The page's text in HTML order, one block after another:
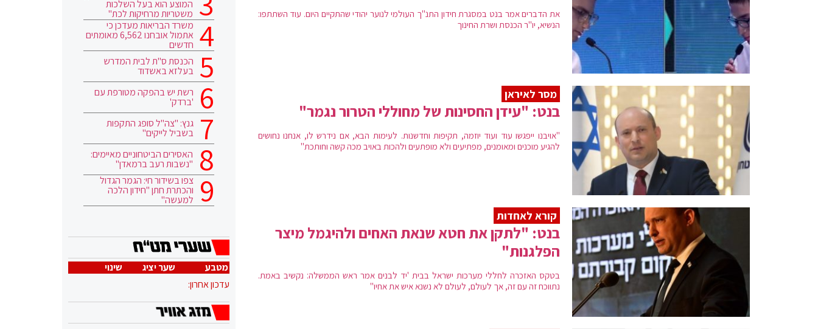
את הדברים אמר בנט במסגרת חידון התנ"ך העולמי לנוער יהודי שהתקיים היום. עוד השתתפו:
הנשיא, יו"ר הכנסת ושרת החינוך
מסר לאיראן
בנט: "עידן החסינות של מחוללי הטרור נגמר"
"אויבנו ייפגשו עוד ועוד יוזמה, תקיפות וחדשנות. לעימות הבא, אם נידרש לו, אנחנו נחושים
להגיע מוכנים ומאומנים, מפתיעים ולא מופתעים ולהכות באויב מכה קשה וחותכת"
קורא לאחדות
בנט: "לתקן את חטא שנאת האחים ולהיגמל מיצר
הפלגנות"
בטקס האזכרה לחללי מערכות ישראל בבית 'יד לבנים אמר ראש הממשלה: נקשיב באמת.
נתווכח זה עם זה, אך לעולם, לעולם לא נשנא איש את אחיו"
המוצע הוא בעל השלכות
משטריות מרחיקות לכת"
משרד הבריאות מעדכן כי
אתמול אובחנו 6,562 מאומתים
חדשים
הכנסת ס"ת לבית המדרש
בעלזא באשדוד
רשת יש בהפקה מטורפת עם
'ברדק'
גנץ: "צה"ל סופג התקפות
בשביל לייקים"
האסירים הביטחוניים מאיימים:
"נשבות רעב ברמאדן"
צפו בשידור חי: הגמר הגדול
והכתרת חתן "חידון הלכה
למעשה"
מטבע שער יציג
שינוי
עדכון אחרון: